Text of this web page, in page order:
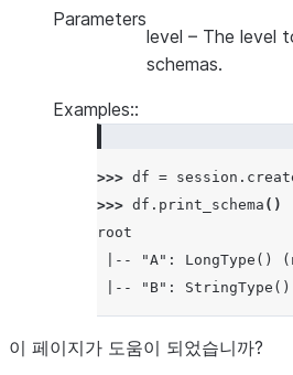
Parameters
level – The level
schemas.
Examples::
>>> df = session .
>>> df . print_schema ()
root
|-- "A": LongType()
|-- "B":
이 페이지가 도움이 되었습니까?